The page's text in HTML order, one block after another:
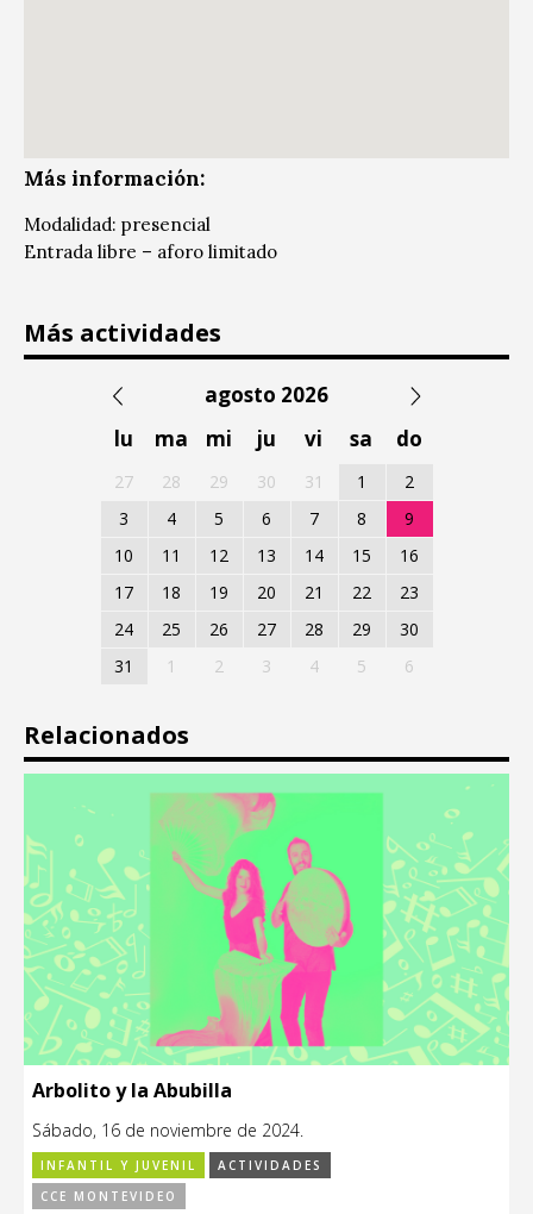
Más información:
Modalidad: presencial
Entrada libre – aforo limitado
Más actividades
agosto 2026
lu
ma mi ju vi sa do
27 28 29 30 31 1
2
3
4 5 6 7 8
9
10
11 12 13 14 15
16
17
18 19 20 21 22
23
24
25 26 27 28 29
30
31
1 2 3 4 5 6
Relacionados
Arbolito y la Abubilla
Sábado, 16 de noviembre de 2024.
INFANTIL Y JUVENIL
ACTIVIDADES
CCE MONTEVIDEO